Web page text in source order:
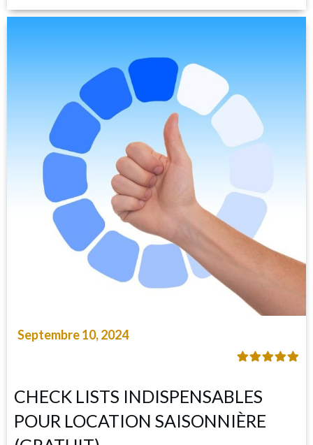
Septembre 10, 2024
CHECK LISTS INDISPENSABLES
POUR LOCATION SAISONNIÈRE